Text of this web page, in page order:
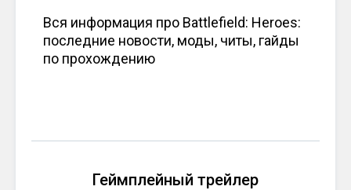
Вся информация про Battlefield: Heroes:
последние новости, моды, читы, гайды
по прохождению
Геймплейный трейлер